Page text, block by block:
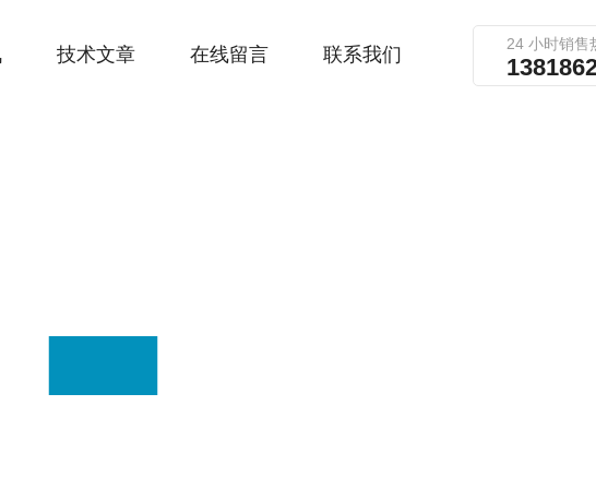
24 小时销售
技术文章 在线留言 联系我们